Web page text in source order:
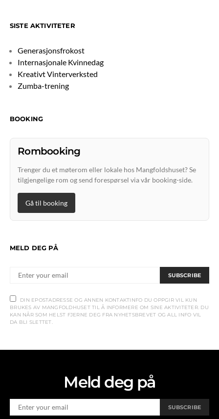
SISTE AKTIVITETER
Generasjonsfrokost
Internasjonale Kvinnedag
Kreativt Vinterverksted
Zumba-trening
BOOKING
Rombooking
Trenger du et møterom eller lokale hos Mangfoldshuset? Se
tilgjengelige rom og send forespørsel via vår booking-side.
Gå til booking
MELD DEG PÅ
SUBSCRIBE
DIN EPOSTADRESSE OG ANNEN KONTAKTINFO DU OPPGIR VIL KUN
BRUKES AV MANGFOLDHUSET TIL Å INFORMERE OM SINE AKTIVITETER. DU
KAN NÅR SOM HELST FJERNE DEG FRA NYHETSBREVET OG ALL INFO VIL
DA BLI SLETTET.
Meld deg på
SUBSCRIBE